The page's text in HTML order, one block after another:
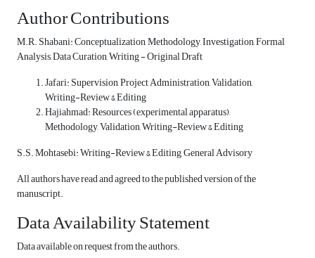
Author Contributions
M.R. Shabani: Conceptualization, Methodology, Investigation, Formal
Analysis, Data Curation, Writing - Original Draft
Jafari: Supervision, Project Administration, Validation,
Writing-Review & Editing
Hajiahmad: Resources (experimental apparatus),
Methodology, Validation, Writing-Review & Editing
S.S. Mohtasebi: Writing-Review & Editing, General Advisory
All authors have read and agreed to the published version of the
manuscript.
Data Availability Statement
Data available on request from the authors.